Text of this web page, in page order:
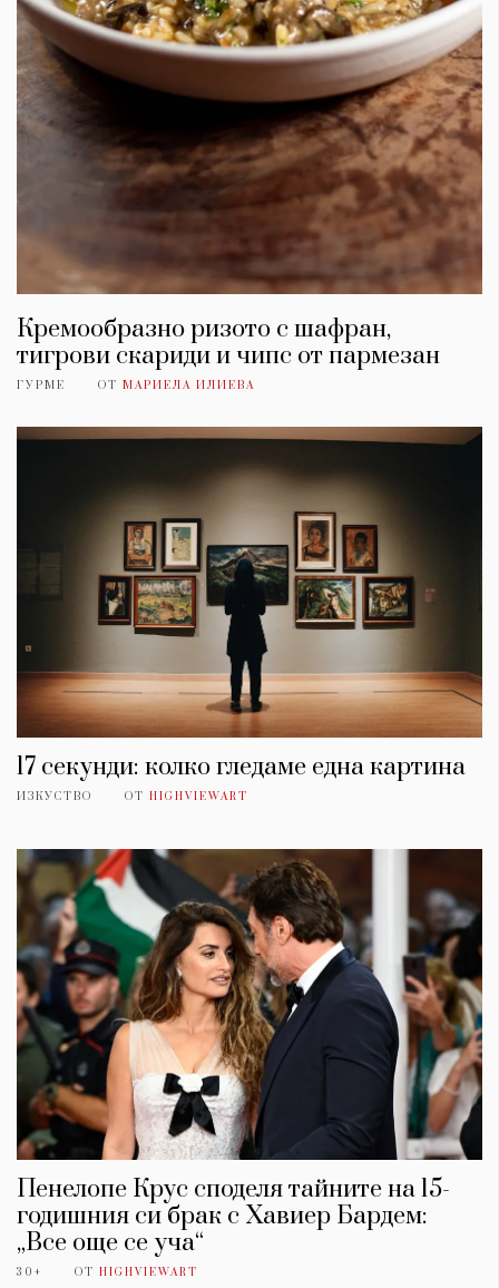
Кремообразно ризото с шафран,
тигрови скариди и чипс от пармезан
ГУРМЕ ОТ МАРИЕЛА ИЛИЕВА
17 секунди: колко гледаме една картина
ИЗКУСТВО ОТ HIGHVIEWART
Пенелопе Крус споделя тайните на 15-
годишния си брак с Хавиер Бардем:
„Все още се уча“
30+ ОТ HIGHVIEWART